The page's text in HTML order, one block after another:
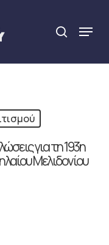
search
Menu
για τη 193η
Μελιδονίου
Close